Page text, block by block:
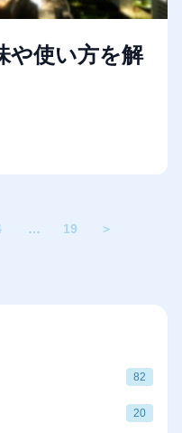
や使い方を解
… 19 ＞
82
20